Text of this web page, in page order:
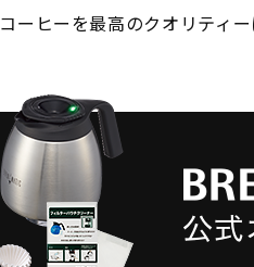
コーヒーを最高のクオリティ